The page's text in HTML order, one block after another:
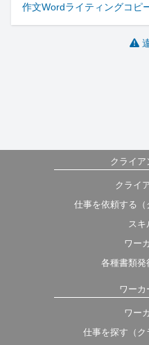
作文Wordライティングコピ
クライア
クライ
仕事を依頼する（
スキ
ワー
各種書類発
ワーカ
ワー
仕事を探す（ク